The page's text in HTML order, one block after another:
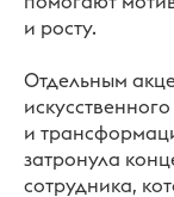
и росту.
Отдельным
и
затронула
сотрудника,